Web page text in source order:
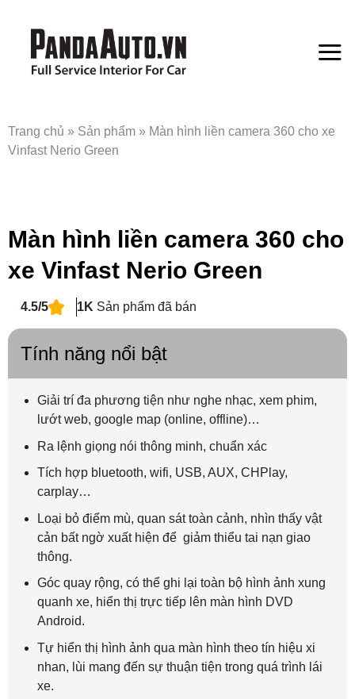
Trang chủ » Sản phẩm » Màn hình liền camera 360 cho xe
Vinfast Nerio Green
Màn hình liền camera 360 cho
xe Vinfast Nerio Green
4.5/5 1K Sản phẩm đã bán
Tính năng nổi bật
Giải trí đa phương tiện như nghe nhạc, xem phim,
lướt web, google map (online, offline)…
Ra lệnh giọng nói thông minh, chuẩn xác
Tích hợp bluetooth, wifi, USB, AUX, CHPlay,
carplay…
Loại bỏ điểm mù, quan sát toàn cảnh, nhìn thấy vật
cản bất ngờ xuất hiện để giảm thiểu tai nạn giao
thông.
Góc quay rộng, có thể ghi lại toàn bộ hình ảnh xung
quanh xe, hiển thị trực tiếp lên màn hình DVD
Android.
Tự hiển thị hình ảnh qua màn hình theo tín hiệu xi
nhan, lùi mang đến sự thuận tiện trong quá trình lái
xe.